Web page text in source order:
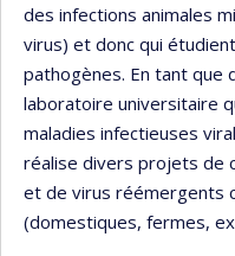
des infections animales
virus) et donc qui
pathogènes. En tant que
laboratoire universitaire
maladies infectieuses
réalise divers projets de
et de virus réémergents
(domestiques, fermes,